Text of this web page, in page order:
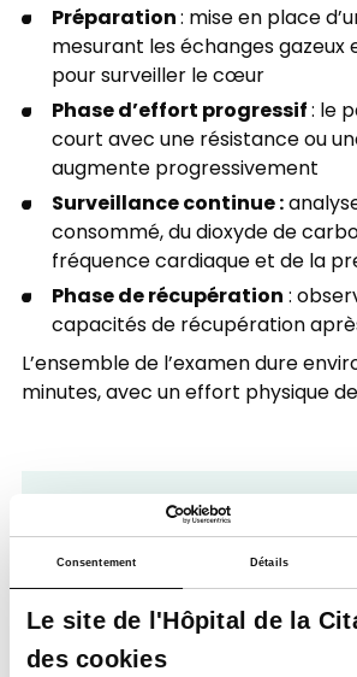
Consentement Détails
Le site de l'Hôpital de la
des cookies
Préparation: mise en place
mesurant les échanges gazeux
pour surveiller le cœur
Phase d’effort progressif: le
court avec une résistance ou
augmente progressivement
Surveillance continue :
consommé, du dioxyde de
fréquence cardiaque et de la
Phase de récupération:
capacités de récupération
L’ensemble de l’examen dure
minutes, avec un effort physique de
Pourquoi
une